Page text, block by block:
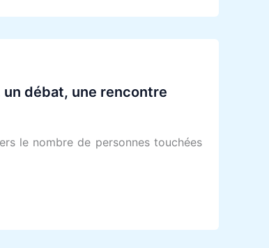
débat, une rencontre
le nombre de personnes touchées